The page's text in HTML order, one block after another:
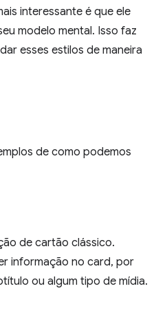
interessante é que ele
modelo mental. Isso faz
esses estilos de maneira
de como podemos
de cartão clássico.
informação no card, por
ou algum tipo de mídia.